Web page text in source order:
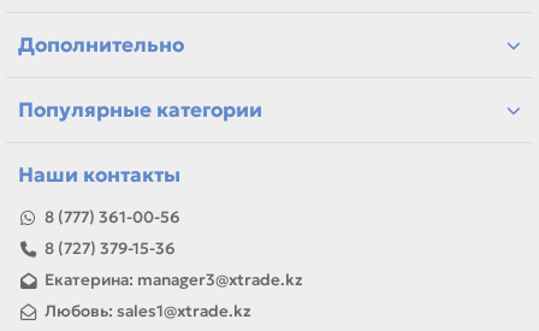
Дополнительно
Популярные категории
Наши контакты
8 (777) 361-00-56
8 (727) 379-15-36
Екатерина: manager3@xtrade.kz
Любовь: sales1@xtrade.kz